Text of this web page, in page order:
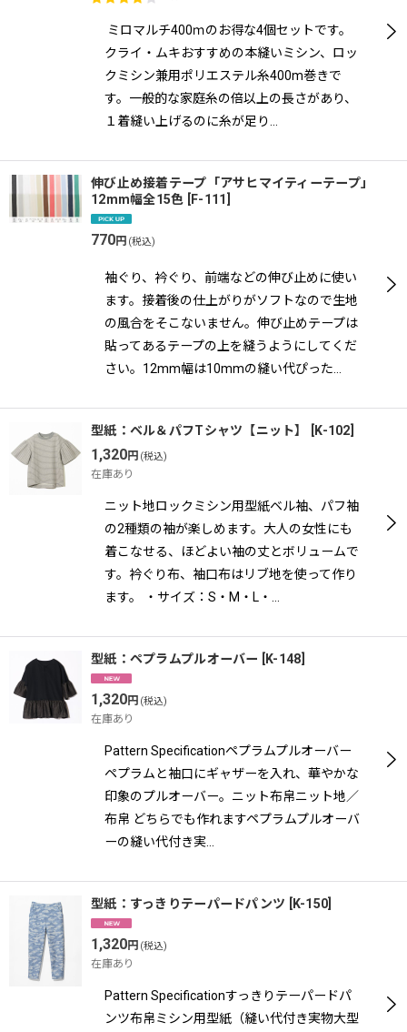
ミロマルチ400ｍのお得な4個セットです。
クライ・ムキおすすめの本縫いミシン、ロッ
クミシン兼用ポリエステル糸400m巻きで
す。一般的な家庭糸の倍以上の長さがあり、
１着縫い上げるのに糸が足り…
伸び止め接着テープ「アサヒマイティーテープ」
12mm幅全15色 [F-111]
770円 (税込)
袖ぐり、衿ぐり、前端などの伸び止めに使い
ます。接着後の仕上がりがソフトなので生地
の風合をそこないません。伸び止めテープは
貼ってあるテープの上を縫うようにしてくだ
さい。12mm幅は10mmの縫い代ぴった…
型紙：ベル＆パフTシャツ【ニット】 [K-102]
1,320円 (税込)
在庫あり
ニット地ロックミシン用型紙ベル袖、パフ袖
の2種類の袖が楽しめます。大人の女性にも
着こなせる、ほどよい袖の丈とボリュームで
す。衿ぐり布、袖口布はリブ地を使って作り
ます。 ・サイズ：S・M・L・…
型紙：ペプラムプルオーバー [K-148]
1,320円 (税込)
在庫あり
Pattern Specificationペプラムプルオーバー
ペプラムと袖口にギャザーを入れ、華やかな
印象のプルオーバー。ニット布帛ニット地／
布帛 どちらでも作れますペプラムプルオーバ
ーの縫い代付き実…
型紙：すっきりテーパードパンツ [K-150]
1,320円 (税込)
在庫あり
Pattern Specificationすっきりテーパードパ
ンツ布帛ミシン用型紙（縫い代付き実物大型